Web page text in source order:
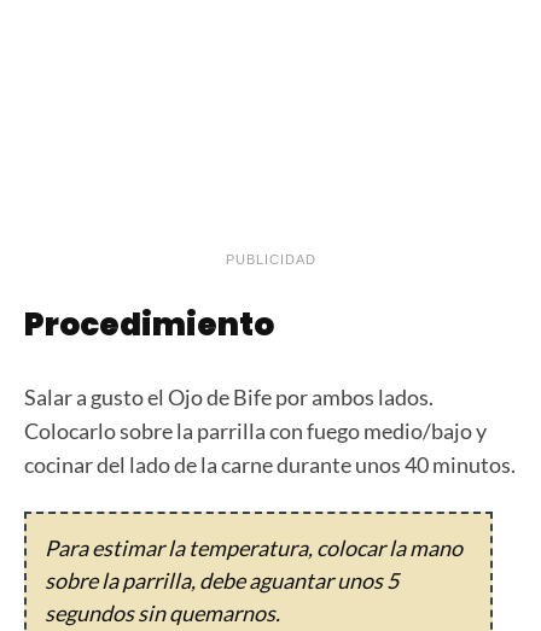
PUBLICIDAD
Procedimiento
Salar a gusto el Ojo de Bife por ambos lados.
Colocarlo sobre la parrilla con fuego medio/bajo y
cocinar del lado de la carne durante unos 40 minutos.
Para estimar la temperatura, colocar la mano
sobre la parrilla, debe aguantar unos 5
segundos sin quemarnos.